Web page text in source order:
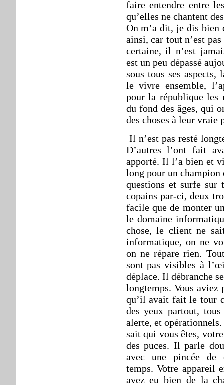
faire entendre entre
qu’elles ne chantent
On m’a dit, je dis bien
ainsi, car tout n’est
certaine, il n’est
est un peu dépassé
sous tous ses
le vivre ensemble,
pour la république les
du fond des âges, qui
des choses à leur vraie
Il n’est pas resté
D’autres l’ont fait
apporté. Il l’a bien et
long pour un
questions et surfe sur
copains par-ci, deux
facile que de monter
le domaine
chose, le client ne
informatique, on ne
on ne répare rien.
sont pas visibles à
déplace. Il débranche
longtemps. Vous aviez
qu’il avait fait le tour
des yeux partout,
alerte, et
sait qui vous êtes,
des puces. Il parle
avec une pincée de
temps. Votre appareil
avez eu bien de la